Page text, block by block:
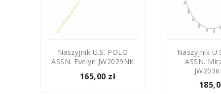
Naszyjnik U.S. POLO
ASSN. Evelyn JW2029NK
165,00 zł
Naszyjnik
ASSN.